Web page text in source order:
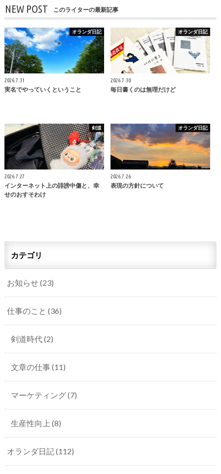
NEW POST このライターの最新記事
オランダ日記
2026.7.31
実名でやっていくということ
オランダ日記
2026.7.30
毎日書くのは無理だけど
剣道
2026.7.27
インターネット上の誹謗中傷と、幸
せのおすそわけ
オランダ日記
2026.7.26
表現の方針について
カテゴリ
お知らせ(23)
仕事のこと (36)
剣道時代(2)
文章の仕事(11)
マーケティング(7)
生産性向上 (8)
オランダ日記(112)